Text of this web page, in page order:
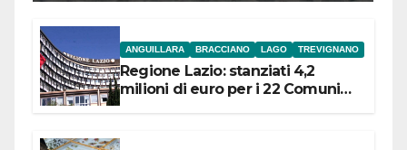
ANGUILLARA BRACCIANO LAGO TREVIGNANO
Regione Lazio: stanziati 4,2
milioni di euro per i 22 Comuni